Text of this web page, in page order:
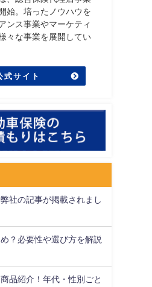
始。培ったノウハウを
ンス事業やマーケティ
々な事業を展開してい
式サイト
弊社の記事が掲載されまし
？必要性や選び方を解説
品紹介！年代・性別ごと